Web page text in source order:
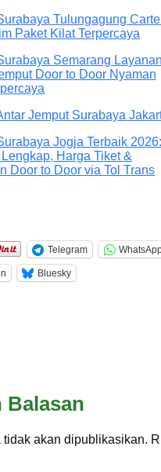
Tulungagung
Paket Kilat Terpercaya
Semarang Layanan
Door to Door Nyaman
Jemput Surabaya
Jogja Terbaik 2026:
Harga Tiket &
Door to Door via Tol Trans
Telegram
Bluesky
Balasan
akan dipublikasikan.